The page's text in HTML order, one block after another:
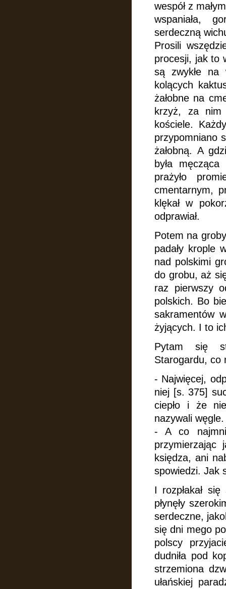
wespół z
wspaniała,
serdeczną
Prosili
procesji, jak to
są zwykłe na
kolących
żałobne na
krzyż, za nim
kościele.
przypomniano
żałobną. A
była
prażyło
cmentarnym,
klękał w
odprawiał.
Potem na
padały krople
nad polskimi
do grobu, aż
raz pierwszy
polskich. Bo
sakramentów
żyjących. I to
Pytam się
Starogardu, co
- Najwięcej,
niej [s. 375]
ciepło i że
nazywali węgle.
- A co
przymierzając
księdza, ani
spowiedzi. Jak
I rozpłakał
płynęły
serdeczne,
się dni mego
polscy
dudniła pod
strzemiona
ułańskiej